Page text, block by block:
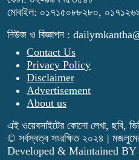
মোবাইল: ০১৭১৫০৮৮২৮০,
নিউজ ও বিজ্ঞাপন :
Contact Us
Privacy Policy
Disclaimer
Advertisement
About us
এই ওয়েবসাইটের কোনো লেখা, ছবি,
© সর্বস্বত্ব সংরক্ষিত ২০২৪ |
Developed & Maintained BY